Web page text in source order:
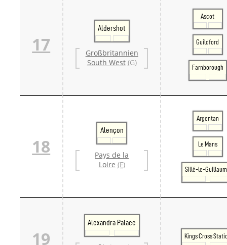
17
Aldershot
Großbritannien
South West (G)
Ascot
Guildford
Farnborough
18
Alençon
Pays de la
Loire (F)
Argentan
Le Mans
Sillé-le-
19
Alexandra Palace
Kings Cross